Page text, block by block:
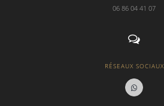
06 86 04 41 07
RÉSEAUX SOCIAUX